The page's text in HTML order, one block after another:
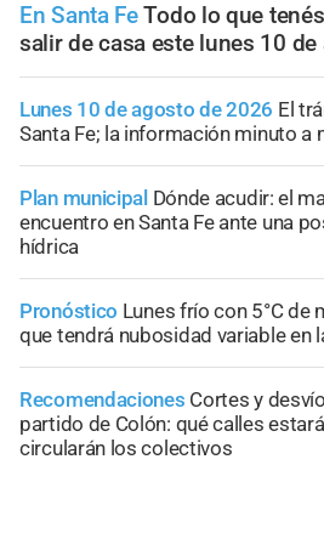
En Santa FeTodo lo que
salir de casa este lunes 10 de
Lunes 10 de agosto de 2026 El
Santa Fe; la información minuto a
Plan municipal Dónde acudir: el
encuentro en Santa Fe ante una
hídrica
Pronóstico Lunes frío con 5°C de
que tendrá nubosidad variable en
Recomendaciones Cortes y
partido de Colón: qué calles
circularán los colectivos